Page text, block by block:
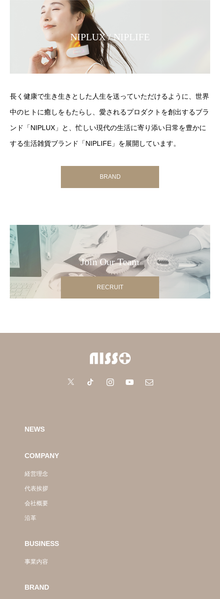
NIPLUX / NIPLIFE
長く健康で生き生きとした人生を送っていただけるように、世界
中のヒトに癒しをもたらし、愛されるプロダクトを創出するブラ
ンド「NIPLUX」と、忙しい現代の生活に寄り添い日常を豊かに
する生活雑貨ブランド「NIPLIFE」を展開しています。
BRAND
Join Our Team
RECRUIT
NEWS
COMPANY
経営理念
代表挨拶
会社概要
沿革
BUSINESS
事業内容
BRAND